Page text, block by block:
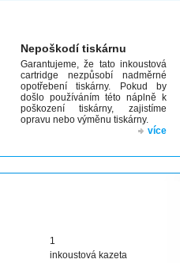
Nepoškodí tiskárnu
Garantujeme, že tato inkoustová
cartridge nezpůsobí nadměrné
opotřebení tiskárny. Pokud by
došlo používáním této náplně k
poškození tiskárny, zajistíme
opravu nebo výměnu tiskárny.
více
1
inkoustová kazeta